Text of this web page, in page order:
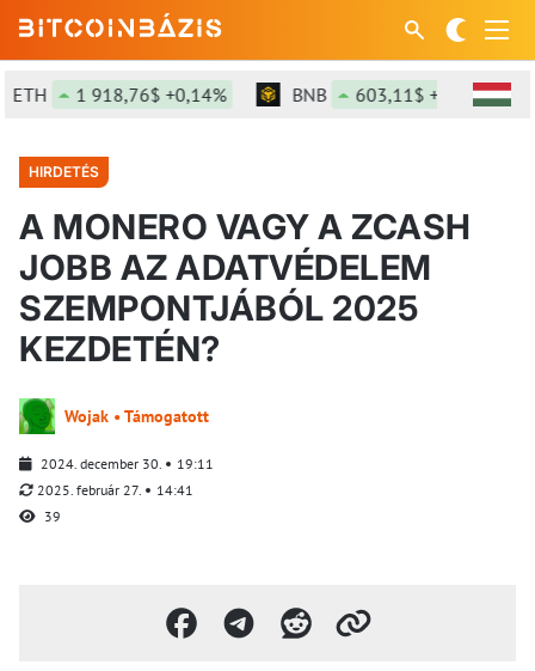
1 918,76$ +0,14% BNB 603,11$ +1,82%
HIRDETÉS
A MONERO VAGY A ZCASH
JOBB AZ ADATVÉDELEM
SZEMPONTJÁBÓL 2025
KEZDETÉN?
Wojak • Támogatott
2024. december 30.
19:11
2025. február 27.
14:41
39